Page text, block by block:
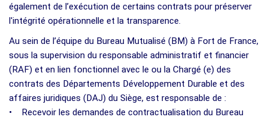
également de l’exécution de certains contrats pour préserver
l'intégrité opérationnelle et la transparence.
Au sein de l’équipe du Bureau Mutualisé (BM) à Fort de France,
sous la supervision du responsable administratif et financier
(RAF) et en lien fonctionnel avec le ou la Chargé (e) des
contrats des Départements Développement Durable et des
affaires juridiques (DAJ) du Siège, est responsable de :
• Recevoir les demandes de contractualisation du Bureau